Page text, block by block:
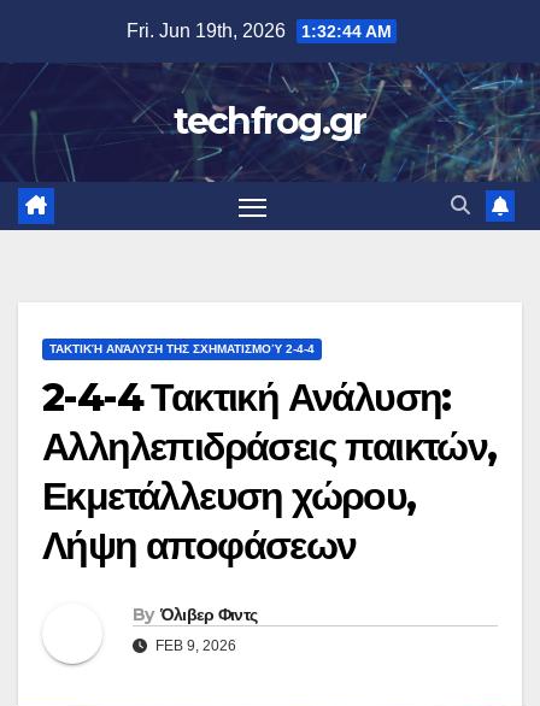
content
Fri. Jun 19th, 2026 1:32:45 AM
techfrog.gr
ΤΑΚΤΙΚΉ ΑΝΆΛΥΣΗ ΤΗΣ ΣΧΗΜΑΤΙΣΜΟΎ 2-4-4
2-4-4 Τακτική Ανάλυση:
Αλληλεπιδράσεις παικτών,
Εκμετάλλευση χώρου,
Λήψη αποφάσεων
By Όλιβερ Φιντς
FEB 9, 2026